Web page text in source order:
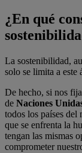
¿En qué
La sostenibilidad,
solo se limita a este
De hecho, si nos
de Naciones
todos los países del
que se enfrenta la
tengan las mismas
comprometer